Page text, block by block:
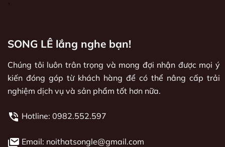
`
SONG LÊ lắng nghe bạn!
Chúng tôi luôn trân trọng và mong đợi nhận được mọi ý
kiến đóng góp từ khách hàng để có thể nâng cấp trải
nghiệm dịch vụ và sản phẩm tốt hơn nữa.
Hotline: 0982.552.597
Email: noithatsongle@gmail.com